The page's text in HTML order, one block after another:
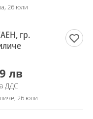
26 юли
гр.
лв
ДДС
26 юли